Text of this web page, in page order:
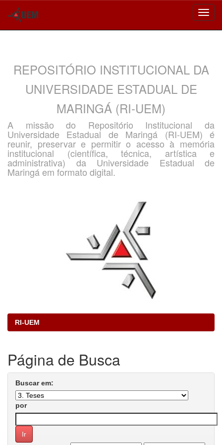
REPOSITÓRIO INSTITUCIONAL DA
UNIVERSIDADE ESTADUAL DE
MARINGÁ (RI-UEM)
A missão do Repositório Institucional da
Universidade Estadual de Maringá (RI-UEM) é
reunir, preservar e permitir o acesso à memória
institucional (científica, técnica, artística e
administrativa) da Universidade Estadual de
Maringá em formato digital.
RI-UEM
Página de Busca
Buscar em:
por